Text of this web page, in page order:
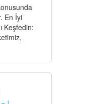
En İyi
Keşfedin: